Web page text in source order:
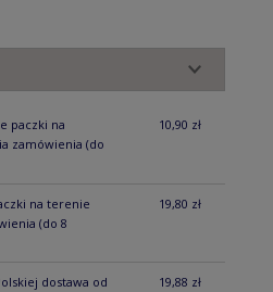
paczki na
zamówienia (do
10,90 zł
na terenie
(do 8
19,80 zł
dostawa od
19,88 zł